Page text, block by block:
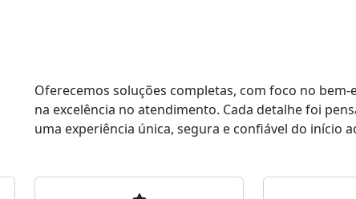
Oferecemos soluções completas, com foco no bem-
na excelência no atendimento. Cada detalhe foi
uma experiência única, segura e confiável do início